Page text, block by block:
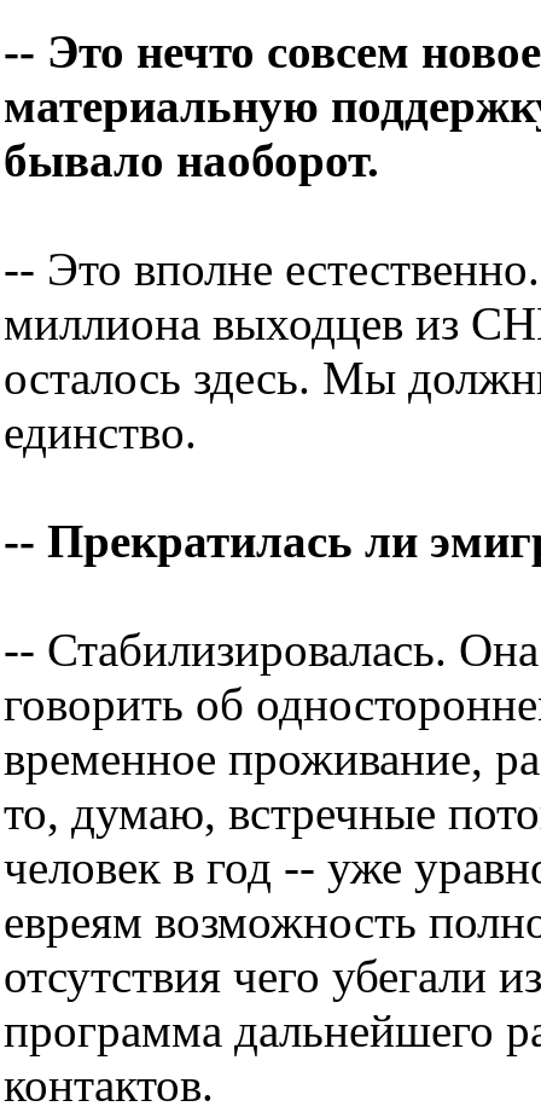
-- Это нечто совсем
материальную
бывало наоборот.
-- Это вполне
миллиона выходцев из
осталось здесь. Мы
единство.
-- Прекратилась ли
-- Стабилизировалась.
говорить об
временное проживание,
то, думаю, встречные
человек в год -- уже
евреям возможность
отсутствия чего убегали
программа дальнейшего
контактов.